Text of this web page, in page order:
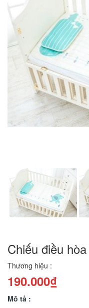
Chiếu điều
Thương hiệu :
190.000₫
Mô tả :